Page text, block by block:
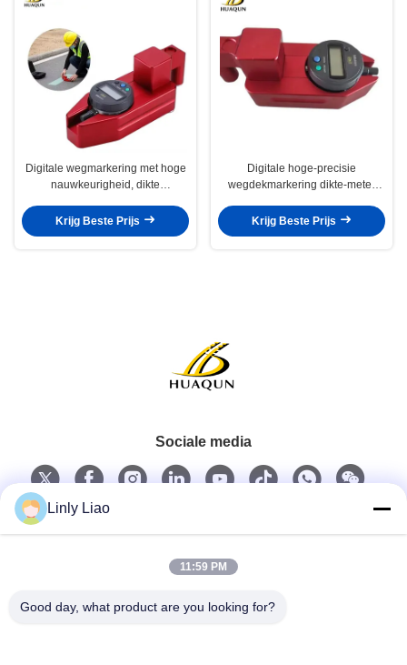
Digitale wegmarkering met hoge
nauwkeurigheid, dikte
Krijg Beste Prijs
Digitale hoge-precisie
wegdekmarkering dikte-meter
Krijg Beste Prijs
Sociale media
Snel contact
Tel.
Linly Liao
11:59 PM
Good day, what product are you looking for?